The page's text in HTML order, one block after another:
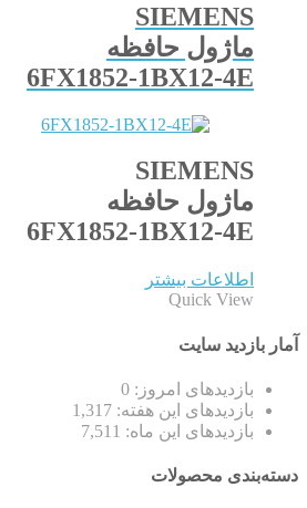
SIEMENS
ماژول حافظه
6FX1852-1BX12-4E
SIEMENS
ماژول حافظه
6FX1852-1BX12-4E
اطلاعات بیشتر
Quick View
آمار بازدید سایت
بازدیدهای امروز: 0
بازدیدهای این هفته: 1,317
بازدیدهای این ماه: 7,511
دسته‌بندی محصولات